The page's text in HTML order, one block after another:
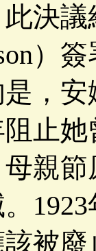
決
）
安
止
親
被